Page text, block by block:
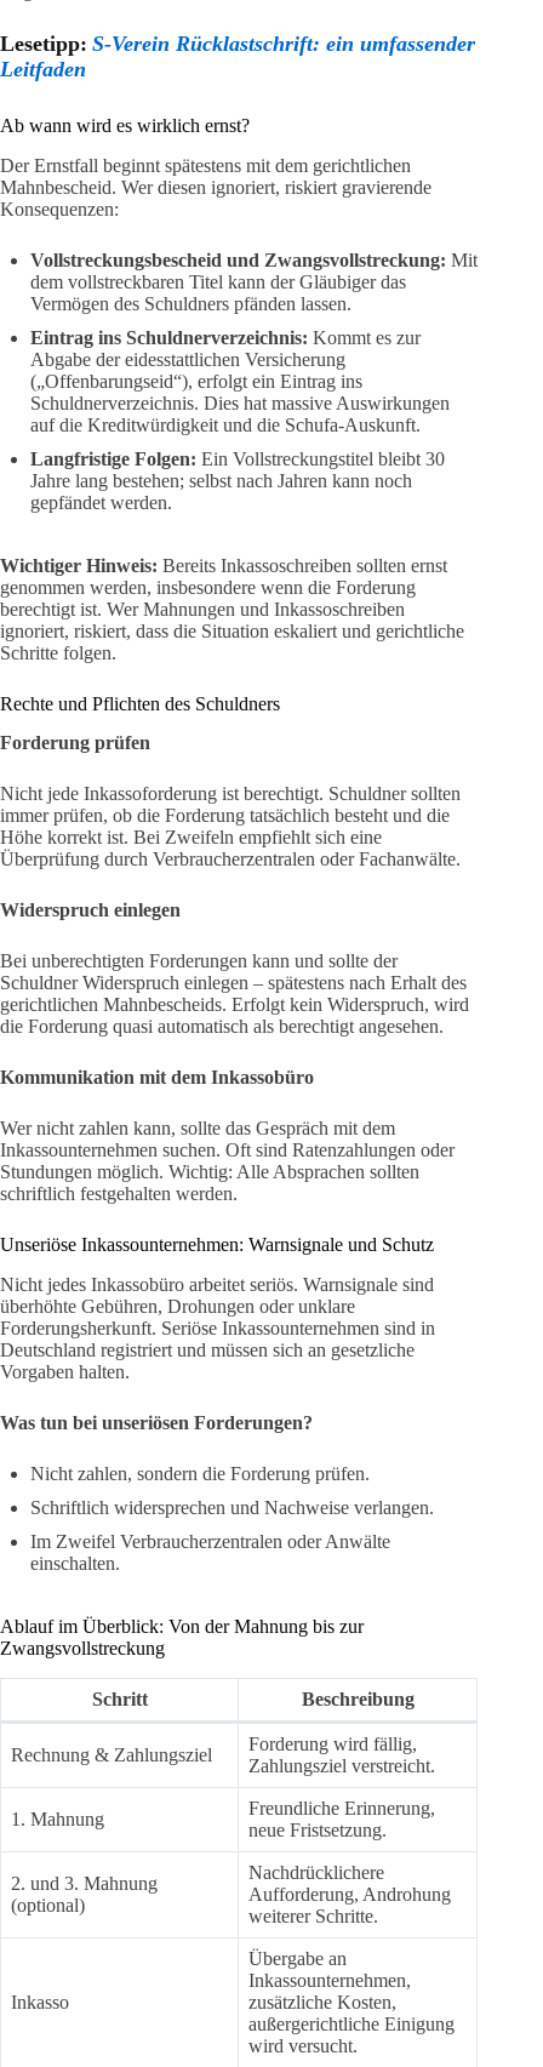
Lesetipp: S-Verein Rücklastschrift: ein umfassender
Leitfaden
Ab wann wird es wirklich ernst?
Der Ernstfall beginnt spätestens mit dem gerichtlichen
Mahnbescheid. Wer diesen ignoriert, riskiert gravierende
Konsequenzen:
Vollstreckungsbescheid und Zwangsvollstreckung: Mit
dem vollstreckbaren Titel kann der Gläubiger das
Vermögen des Schuldners pfänden lassen.
Eintrag ins Schuldnerverzeichnis: Kommt es zur
Abgabe der eidesstattlichen Versicherung
(„Offenbarungseid“), erfolgt ein Eintrag ins
Schuldnerverzeichnis. Dies hat massive Auswirkungen
auf die Kreditwürdigkeit und die Schufa-Auskunft.
Langfristige Folgen: Ein Vollstreckungstitel bleibt 30
Jahre lang bestehen; selbst nach Jahren kann noch
gepfändet werden.
Wichtiger Hinweis: Bereits Inkassoschreiben sollten ernst
genommen werden, insbesondere wenn die Forderung
berechtigt ist. Wer Mahnungen und Inkassoschreiben
ignoriert, riskiert, dass die Situation eskaliert und gerichtliche
Schritte folgen.
Rechte und Pflichten des Schuldners
Forderung prüfen
Nicht jede Inkassoforderung ist berechtigt. Schuldner sollten
immer prüfen, ob die Forderung tatsächlich besteht und die
Höhe korrekt ist. Bei Zweifeln empfiehlt sich eine
Überprüfung durch Verbraucherzentralen oder Fachanwälte.
Widerspruch einlegen
Bei unberechtigten Forderungen kann und sollte der
Schuldner Widerspruch einlegen – spätestens nach Erhalt des
gerichtlichen Mahnbescheids. Erfolgt kein Widerspruch, wird
die Forderung quasi automatisch als berechtigt angesehen.
Kommunikation mit dem Inkassobüro
Wer nicht zahlen kann, sollte das Gespräch mit dem
Inkassounternehmen suchen. Oft sind Ratenzahlungen oder
Stundungen möglich. Wichtig: Alle Absprachen sollten
schriftlich festgehalten werden.
Unseriöse Inkassounternehmen: Warnsignale und Schutz
Nicht jedes Inkassobüro arbeitet seriös. Warnsignale sind
überhöhte Gebühren, Drohungen oder unklare
Forderungsherkunft. Seriöse Inkassounternehmen sind in
Deutschland registriert und müssen sich an gesetzliche
Vorgaben halten.
Was tun bei unseriösen Forderungen?
Nicht zahlen, sondern die Forderung prüfen.
Schriftlich widersprechen und Nachweise verlangen.
Im Zweifel Verbraucherzentralen oder Anwälte
einschalten.
Ablauf im Überblick: Von der Mahnung bis zur
Zwangsvollstreckung
Schritt Beschreibung
Rechnung & Zahlungsziel
Forderung wird fällig,
Zahlungsziel verstreicht.
1. Mahnung
Freundliche Erinnerung,
neue Fristsetzung.
2. und 3. Mahnung
(optional)
Nachdrücklichere
Aufforderung, Androhung
weiterer Schritte.
Inkasso
Übergabe an
Inkassounternehmen,
zusätzliche Kosten,
außergerichtliche Einigung
wird versucht.